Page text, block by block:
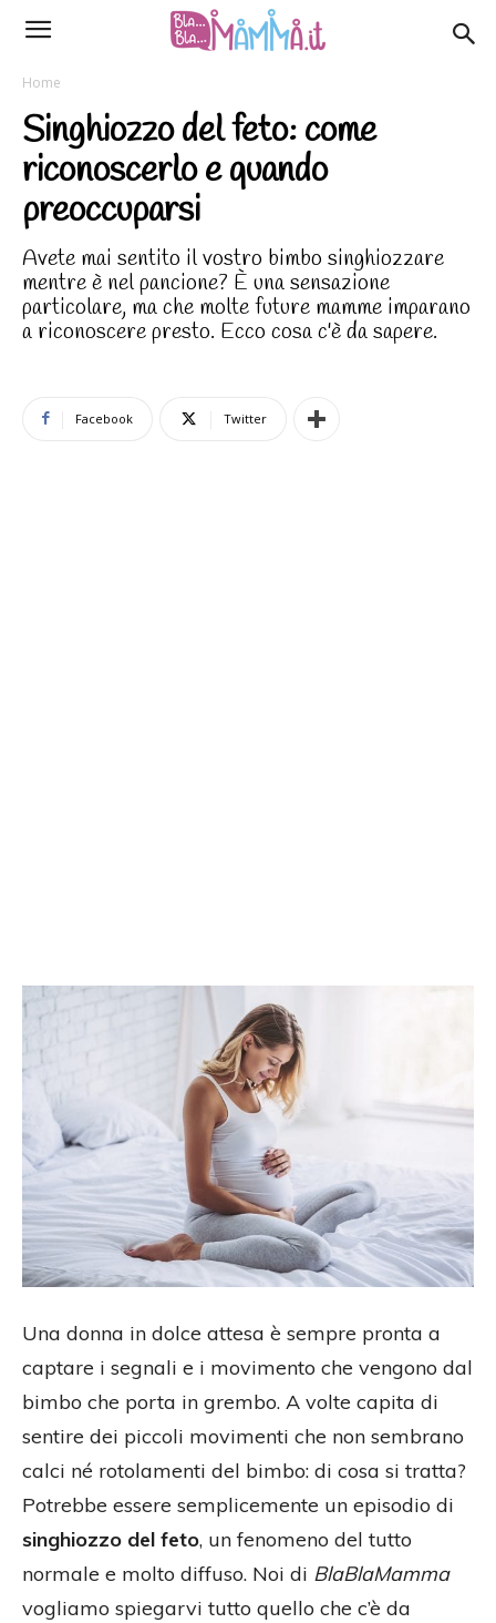
Home
Singhiozzo del feto: come
riconoscerlo e quando
preoccuparsi
Avete mai sentito il vostro bimbo singhiozzare
mentre è nel pancione? È una sensazione
particolare, ma che molte future mamme imparano
a riconoscere presto. Ecco cosa c'è da sapere.
Facebook Twitter
Una donna in dolce attesa è sempre pronta a
captare i segnali e i movimento che vengono dal
bimbo che porta in grembo. A volte capita di
sentire dei piccoli movimenti che non sembrano
calci né rotolamenti del bimbo: di cosa si tratta?
Potrebbe essere semplicemente un episodio di
singhiozzo del feto, un fenomeno del tutto
normale e molto diffuso. Noi di BlaBlaMamma
vogliamo spiegarvi tutto quello che c’è da